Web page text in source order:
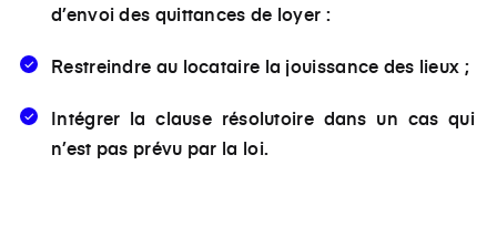
d’envoi des quittances de loyer :
Restreindre au locataire la jouissance des lieux ;
Intégrer la clause résolutoire dans un cas qui
n’est pas prévu par la loi.